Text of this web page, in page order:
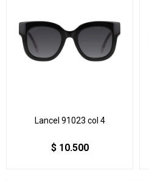
Lancel 91023 col 4
$ 10.500